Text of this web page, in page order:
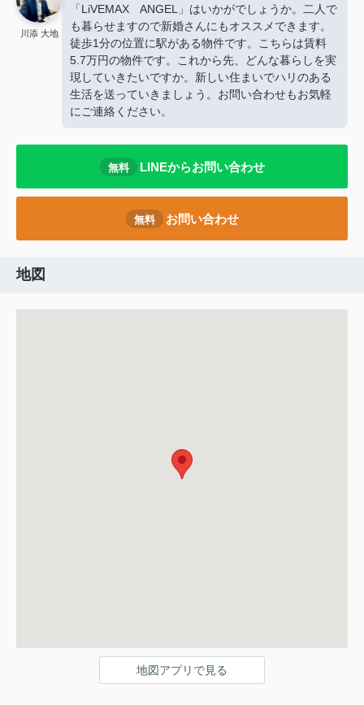
川添 大地
「LiVEMAX ANGEL」はいかがでしょうか。二人で
も暮らせますので新婚さんにもオススメできます。
徒歩1分の位置に駅がある物件です。こちらは賃料
5.7万円の物件です。これから先、どんな暮らしを実
現していきたいですか。新しい住まいでハリのある
生活を送っていきましょう。お問い合わせもお気軽
にご連絡ください。
無料 LINEからお問い合わせ
無料 お問い合わせ
地図
地図アプリで見る